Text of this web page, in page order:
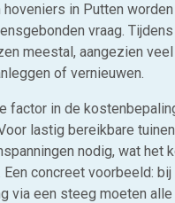
hoveniers in Putten
vraag.
meestal, aangezien
of vernieuwen.
factor in de
lastig bereikbare
nodig, wat het
concreet voorbeeld:
via een steeg moeten alle